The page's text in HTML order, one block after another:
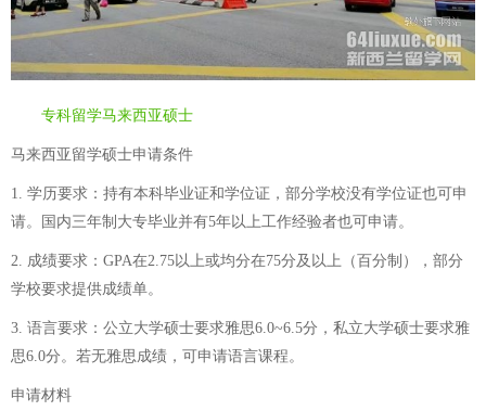
专科留学马来西亚硕士
马来西亚留学硕士申请条件
1. 学历要求：持有本科毕业证和学位证，部分学校没有学位证也可申
请。国内三年制大专毕业并有5年以上工作经验者也可申请。
2. 成绩要求：GPA在2.75以上或均分在75分及以上（百分制），部分
学校要求提供成绩单。
3. 语言要求：公立大学硕士要求雅思6.0~6.5分，私立大学硕士要求雅
思6.0分。若无雅思成绩，可申请语言课程。
申请材料